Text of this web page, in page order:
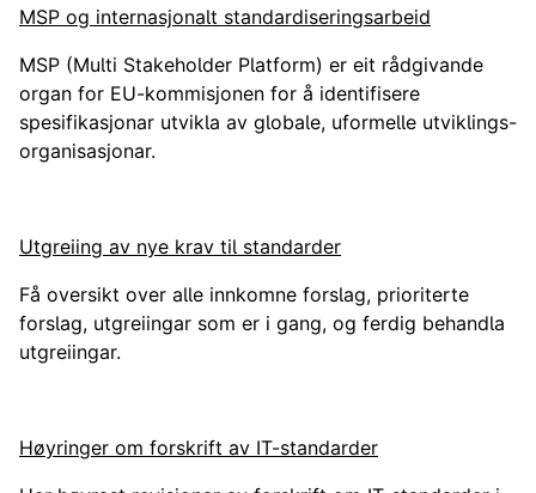
MSP og internasjonalt standardiseringsarbeid
MSP (Multi Stakeholder Platform) er eit rådgivande
organ for EU-kommisjonen for å identifisere
spesifikasjonar utvikla av globale, uformelle utviklings-
organisasjonar.
Utgreiing av nye krav til standarder
Få oversikt over alle innkomne forslag, prioriterte
forslag, utgreiingar som er i gang, og ferdig behandla
utgreiingar.
Høyringer om forskrift av IT-standarder